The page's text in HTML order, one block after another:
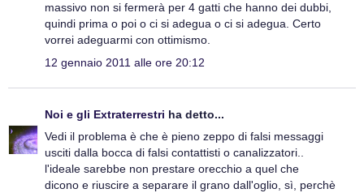
massivo non si fermerà per 4 gatti che hanno dei dubbi,
quindi prima o poi o ci si adegua o ci si adegua. Certo
vorrei adeguarmi con ottimismo.
12 gennaio 2011 alle ore 20:12
Noi e gli Extraterrestri ha detto...
Vedi il problema è che è pieno zeppo di falsi messaggi
usciti dalla bocca di falsi contattisti o canalizzatori..
l'ideale sarebbe non prestare orecchio a quel che
dicono e riuscire a separare il grano dall'oglio, sì, perchè